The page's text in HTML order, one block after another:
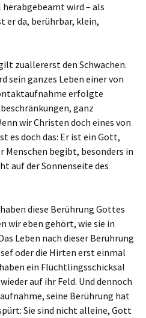
wird – als
er da, berührbar, klein,
zuallererst den Schwachen.
sein ganzes Leben einer von
erfolgte
ganz
wir Christen doch eines von
es doch das: Er ist ein Gott,
Menschen begibt, besonders in
auf der Sonnenseite des
diese Berührung Gottes
wir eben gehört, wie sie in
Leben nach dieser Berührung
oder die Hirten erst einmal
ein Flüchtlingsschicksal
auf ihr Feld. Und dennoch
seine Berührung hat
Sie sind nicht alleine, Gott